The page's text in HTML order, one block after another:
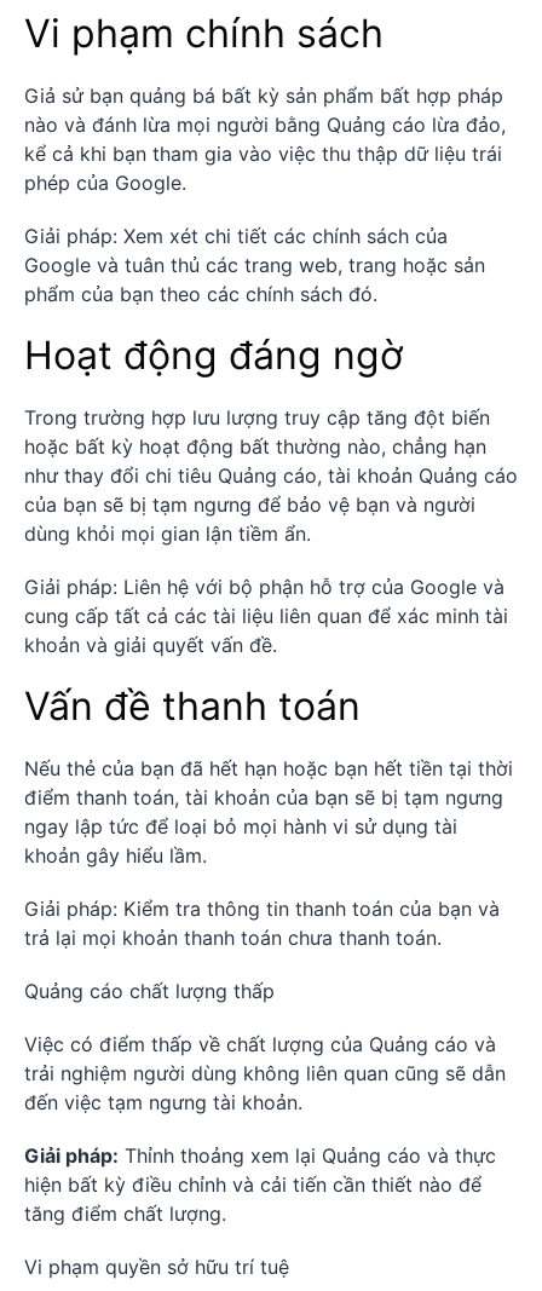
Vi phạm chính sách
Giả sử bạn quảng bá bất kỳ sản phẩm bất hợp pháp
nào và đánh lừa mọi người bằng Quảng cáo lừa đảo,
kể cả khi bạn tham gia vào việc thu thập dữ liệu trái
phép của Google.
Giải pháp: Xem xét chi tiết các chính sách của
Google và tuân thủ các trang web, trang hoặc sản
phẩm của bạn theo các chính sách đó.
Hoạt động đáng ngờ
Trong trường hợp lưu lượng truy cập tăng đột biến
hoặc bất kỳ hoạt động bất thường nào, chẳng hạn
như thay đổi chi tiêu Quảng cáo, tài khoản Quảng cáo
của bạn sẽ bị tạm ngưng để bảo vệ bạn và người
dùng khỏi mọi gian lận tiềm ẩn.
Giải pháp: Liên hệ với bộ phận hỗ trợ của Google và
cung cấp tất cả các tài liệu liên quan để xác minh tài
khoản và giải quyết vấn đề.
Vấn đề thanh toán
Nếu thẻ của bạn đã hết hạn hoặc bạn hết tiền tại thời
điểm thanh toán, tài khoản của bạn sẽ bị tạm ngưng
ngay lập tức để loại bỏ mọi hành vi sử dụng tài
khoản gây hiểu lầm.
Giải pháp: Kiểm tra thông tin thanh toán của bạn và
trả lại mọi khoản thanh toán chưa thanh toán.
Quảng cáo chất lượng thấp
Việc có điểm thấp về chất lượng của Quảng cáo và
trải nghiệm người dùng không liên quan cũng sẽ dẫn
đến việc tạm ngưng tài khoản.
Giải pháp: Thỉnh thoảng xem lại Quảng cáo và thực
hiện bất kỳ điều chỉnh và cải tiến cần thiết nào để
tăng điểm chất lượng.
Vi phạm quyền sở hữu trí tuệ